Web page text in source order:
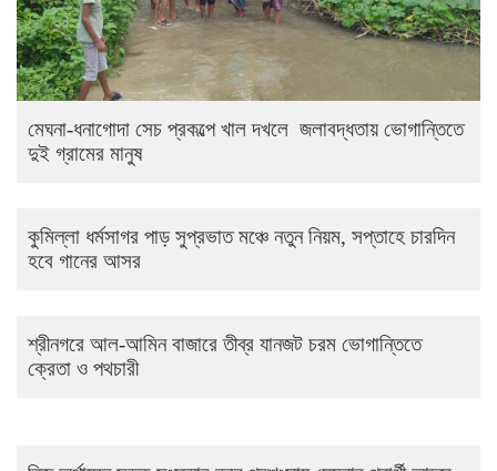
মেঘনা-ধনাগোদা সেচ প্রকল্পে খাল দখলে জলাবদ্ধতায় ভোগান্তিতে
দুই গ্রামের মানুষ
কুমিল্লা ধর্মসাগর পাড় সুপ্রভাত মঞ্চে নতুন নিয়ম, সপ্তাহে চারদিন
হবে গানের আসর
শ্রীনগরে আল-আমিন বাজারে তীব্র যানজট চরম ভোগান্তিতে
ক্রেতা ও পথচারী